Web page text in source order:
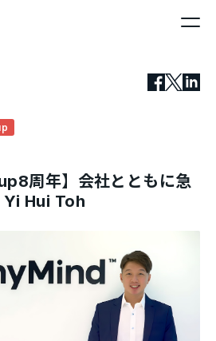
周年】会社とともに急
Yi Hui Toh